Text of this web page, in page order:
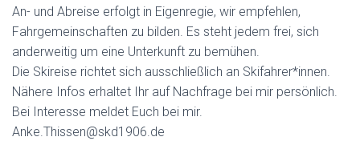
An- und Abreise erfolgt in Eigenregie, wir empfehlen,
Fahrgemeinschaften zu bilden. Es steht jedem frei, sich
anderweitig um eine Unterkunft zu bemühen.
Die Skireise richtet sich ausschließlich an Skifahrer*innen.
Nähere Infos erhaltet Ihr auf Nachfrage bei mir persönlich.
Bei Interesse meldet Euch bei mir.
Anke.Thissen@skd1906.de